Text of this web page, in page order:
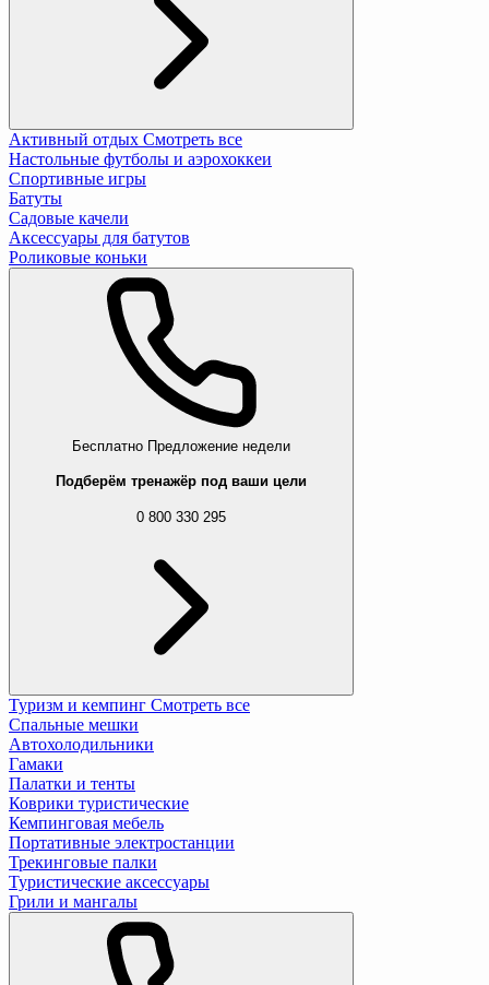
Активный отдых Смотреть все
Настольные футболы и аэрохоккеи
Спортивные игры
Батуты
Садовые качели
Аксессуары для батутов
Роликовые коньки
Бесплатно Предложение недели
Подберём тренажёр под ваши цели
0 800 330 295
Туризм и кемпинг Смотреть все
Спальные мешки
Автохолодильники
Гамаки
Палатки и тенты
Коврики туристические
Кемпинговая мебель
Портативные электростанции
Трекинговые палки
Туристические аксессуары
Грили и мангалы